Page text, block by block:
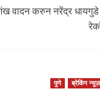
वादन करुन नरेंद्र धायगुडे
पुणे ब्रेकिंग न्यूज़